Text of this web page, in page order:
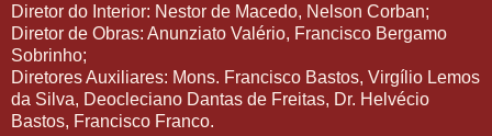
Diretor do Interior: Nestor de Macedo, Nelson Corban;
Diretor de Obras: Anunziato Valério, Francisco Bergamo
Sobrinho;
Diretores Auxiliares: Mons. Francisco Bastos, Virgílio Lemos
da Silva, Deocleciano Dantas de Freitas, Dr. Helvécio
Bastos, Francisco Franco.